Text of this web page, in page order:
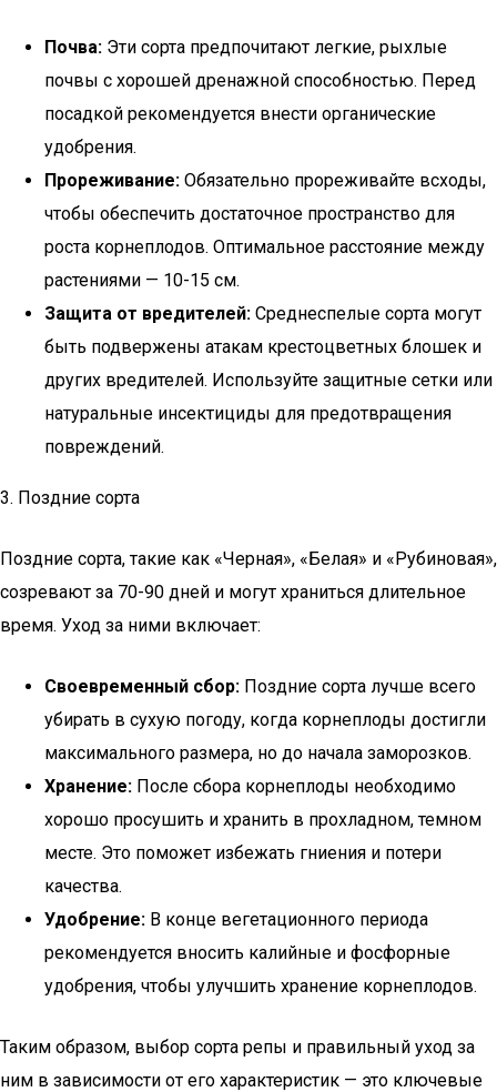
Почва: Эти сорта предпочитают легкие, рыхлые
почвы с хорошей дренажной способностью. Перед
посадкой рекомендуется внести органические
удобрения.
Прореживание: Обязательно прореживайте всходы,
чтобы обеспечить достаточное пространство для
роста корнеплодов. Оптимальное расстояние между
растениями — 10-15 см.
Защита от вредителей: Среднеспелые сорта могут
быть подвержены атакам крестоцветных блошек и
других вредителей. Используйте защитные сетки или
натуральные инсектициды для предотвращения
повреждений.
3. Поздние сорта
Поздние сорта, такие как «Черная», «Белая» и «Рубиновая»,
созревают за 70-90 дней и могут храниться длительное
время. Уход за ними включает:
Своевременный сбор: Поздние сорта лучше всего
убирать в сухую погоду, когда корнеплоды достигли
максимального размера, но до начала заморозков.
Хранение: После сбора корнеплоды необходимо
хорошо просушить и хранить в прохладном, темном
месте. Это поможет избежать гниения и потери
качества.
Удобрение: В конце вегетационного периода
рекомендуется вносить калийные и фосфорные
удобрения, чтобы улучшить хранение корнеплодов.
Таким образом, выбор сорта репы и правильный уход за
ним в зависимости от его характеристик — это ключевые